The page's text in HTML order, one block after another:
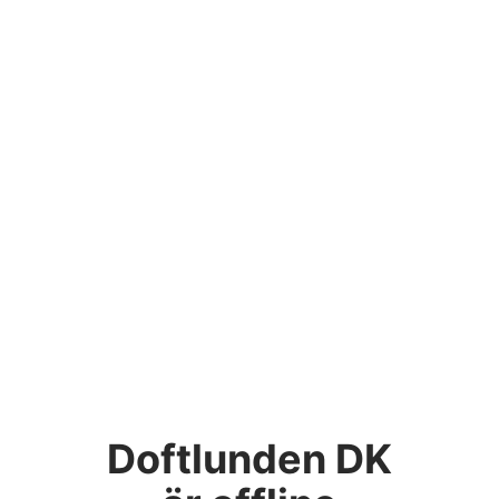
Doftlunden DK